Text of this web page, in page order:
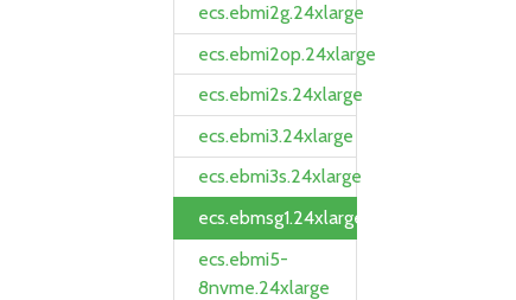
ecs.ebmi2g.24xlarge
ecs.ebmi2op.24xlarge
ecs.ebmi2s.24xlarge
ecs.ebmi3.24xlarge
ecs.ebmi3s.24xlarge
ecs.ebmsg1.24xlarge
ecs.ebmi5-
8nvme.24xlarge